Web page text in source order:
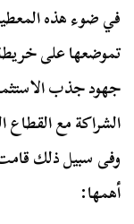
في ضوء هذه
تموضعها على
جهود جذب
الشراكة مع
وفى سبيل ذلك قامت
أهمها: